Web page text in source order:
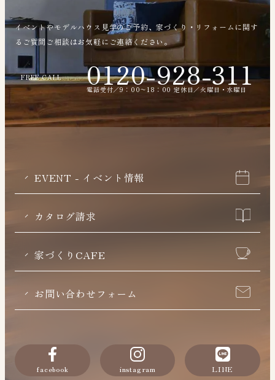
イベントやモデルハウス見学のご予約、家づくり・リフォームに関す
るご質問ご相談はお気軽にご連絡ください。
FREE CALL 0120-928-311
電話受付／9：00〜18：00 定休日／火曜日・水曜日
EVENT - イベント情報
カタログ請求
家づくりCAFE
お問い合わせフォーム
facebook instagram LINE